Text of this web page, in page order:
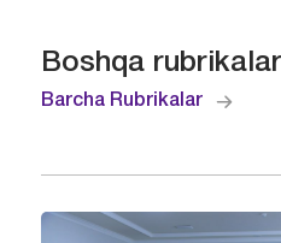
Boshqa
Barcha Rubrikalar